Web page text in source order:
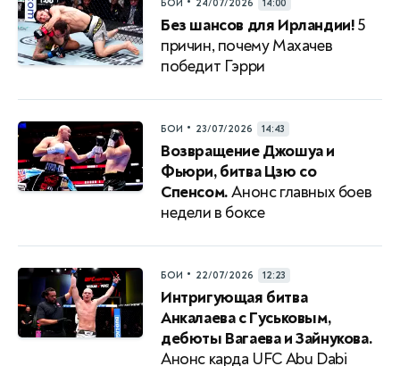
БОИ 24/07/2026 14:00
Без шансов для Ирландии!5
причин, почему Махачев
победит Гэрри
БОИ • 23/07/2026 14:43
Возвращение Джошуа и
Фьюри, битва Цзю со
Спенсом.Анонс главных боев
недели в боксе
БОИ • 22/07/2026 12:23
Интригующая битва
Анкалаева с Гуськовым,
дебюты Вагаева и Зайнукова.
Анонс карда UFC Abu Dabi